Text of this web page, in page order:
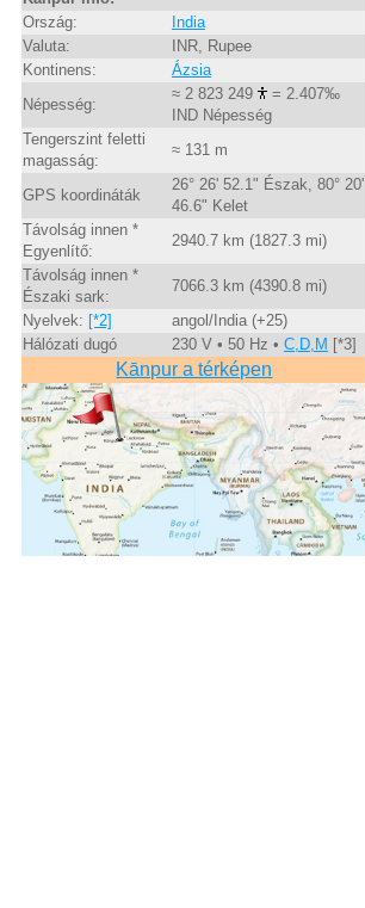
Ország:
India
Valuta:
INR, Rupee
Kontinens:
Ázsia
Népesség:
≈ 2 823 249
= 2.407‰
IND Népesség
Tengerszint feletti
magasság:
≈ 131 m
GPS koordináták
26° 26' 52.1" Észak, 80° 20'
46.6" Kelet
Távolság innen *
Egyenlítő:
2940.7 km (1827.3 mi)
Távolság innen *
Északi sark:
7066.3 km (4390.8 mi)
Nyelvek: [*2]
angol/India (+25)
Hálózati dugó
230 V • 50 Hz • C,D,M [*3]
Kānpur a térképen